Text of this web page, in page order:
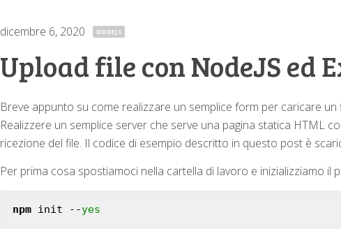
dicembre 6, 2020 · NODEJS
Upload file con NodeJS ed
Breve appunto su come realizzare un semplice form per caricare
Realizzere un semplice server che serve una pagina statica HTML
ricezione del file. Il codice di esempio descritto in questo post è
Per prima cosa spostiamoci nella cartella di lavoro e inizializziamo il
npm init --yes